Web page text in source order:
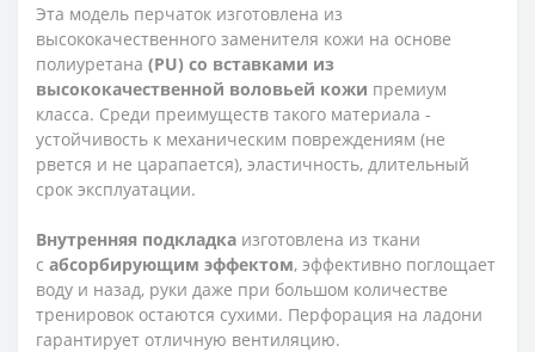
Эта модель перчаток изготовлена из
высококачественного заменителя кожи на основе
полиуретана (PU) со вставками из
высококачественной воловьей кожи премиум
класса. Среди преимуществ такого материала -
устойчивость к механическим повреждениям (не
рвется и не царапается), эластичность, длительный
срок эксплуатации.
Внутренняя подкладка изготовлена из ткани
с абсорбирующим эффектом, эффективно поглощает
воду и назад, руки даже при большом количестве
тренировок остаются сухими. Перфорация на ладони
гарантирует отличную вентиляцию.